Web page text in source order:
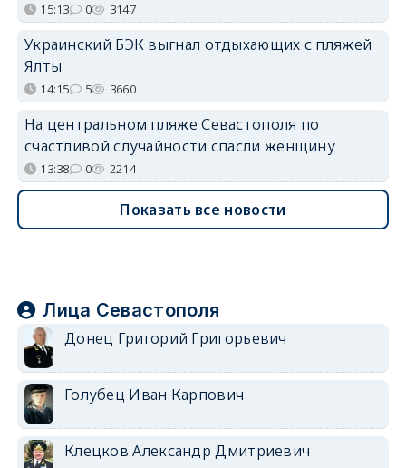
15:13 0 3147
Украинский БЭК выгнал отдыхающих с пляжей
Ялты
14:15 5 3660
На центральном пляже Севастополя по
счастливой случайности спасли женщину
13:38 0 2214
Показать все новости
Лица Севастополя
Донец Григорий Григорьевич
Голубец Иван Карпович
Клецков Александр Дмитриевич